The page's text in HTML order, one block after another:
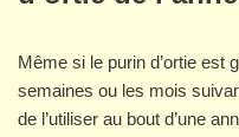
Même si le purin d’ortie est
semaines ou les mois
de l’utiliser au bout d’une